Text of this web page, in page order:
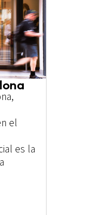
el
es la